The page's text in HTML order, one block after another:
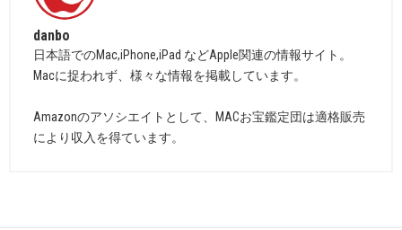
danbo
日本語でのMac,iPhone,iPad などApple関連の情報サイト。
Macに捉われず、様々な情報を掲載しています。
Amazonのアソシエイトとして、MACお宝鑑定団は適格販売
により収入を得ています。